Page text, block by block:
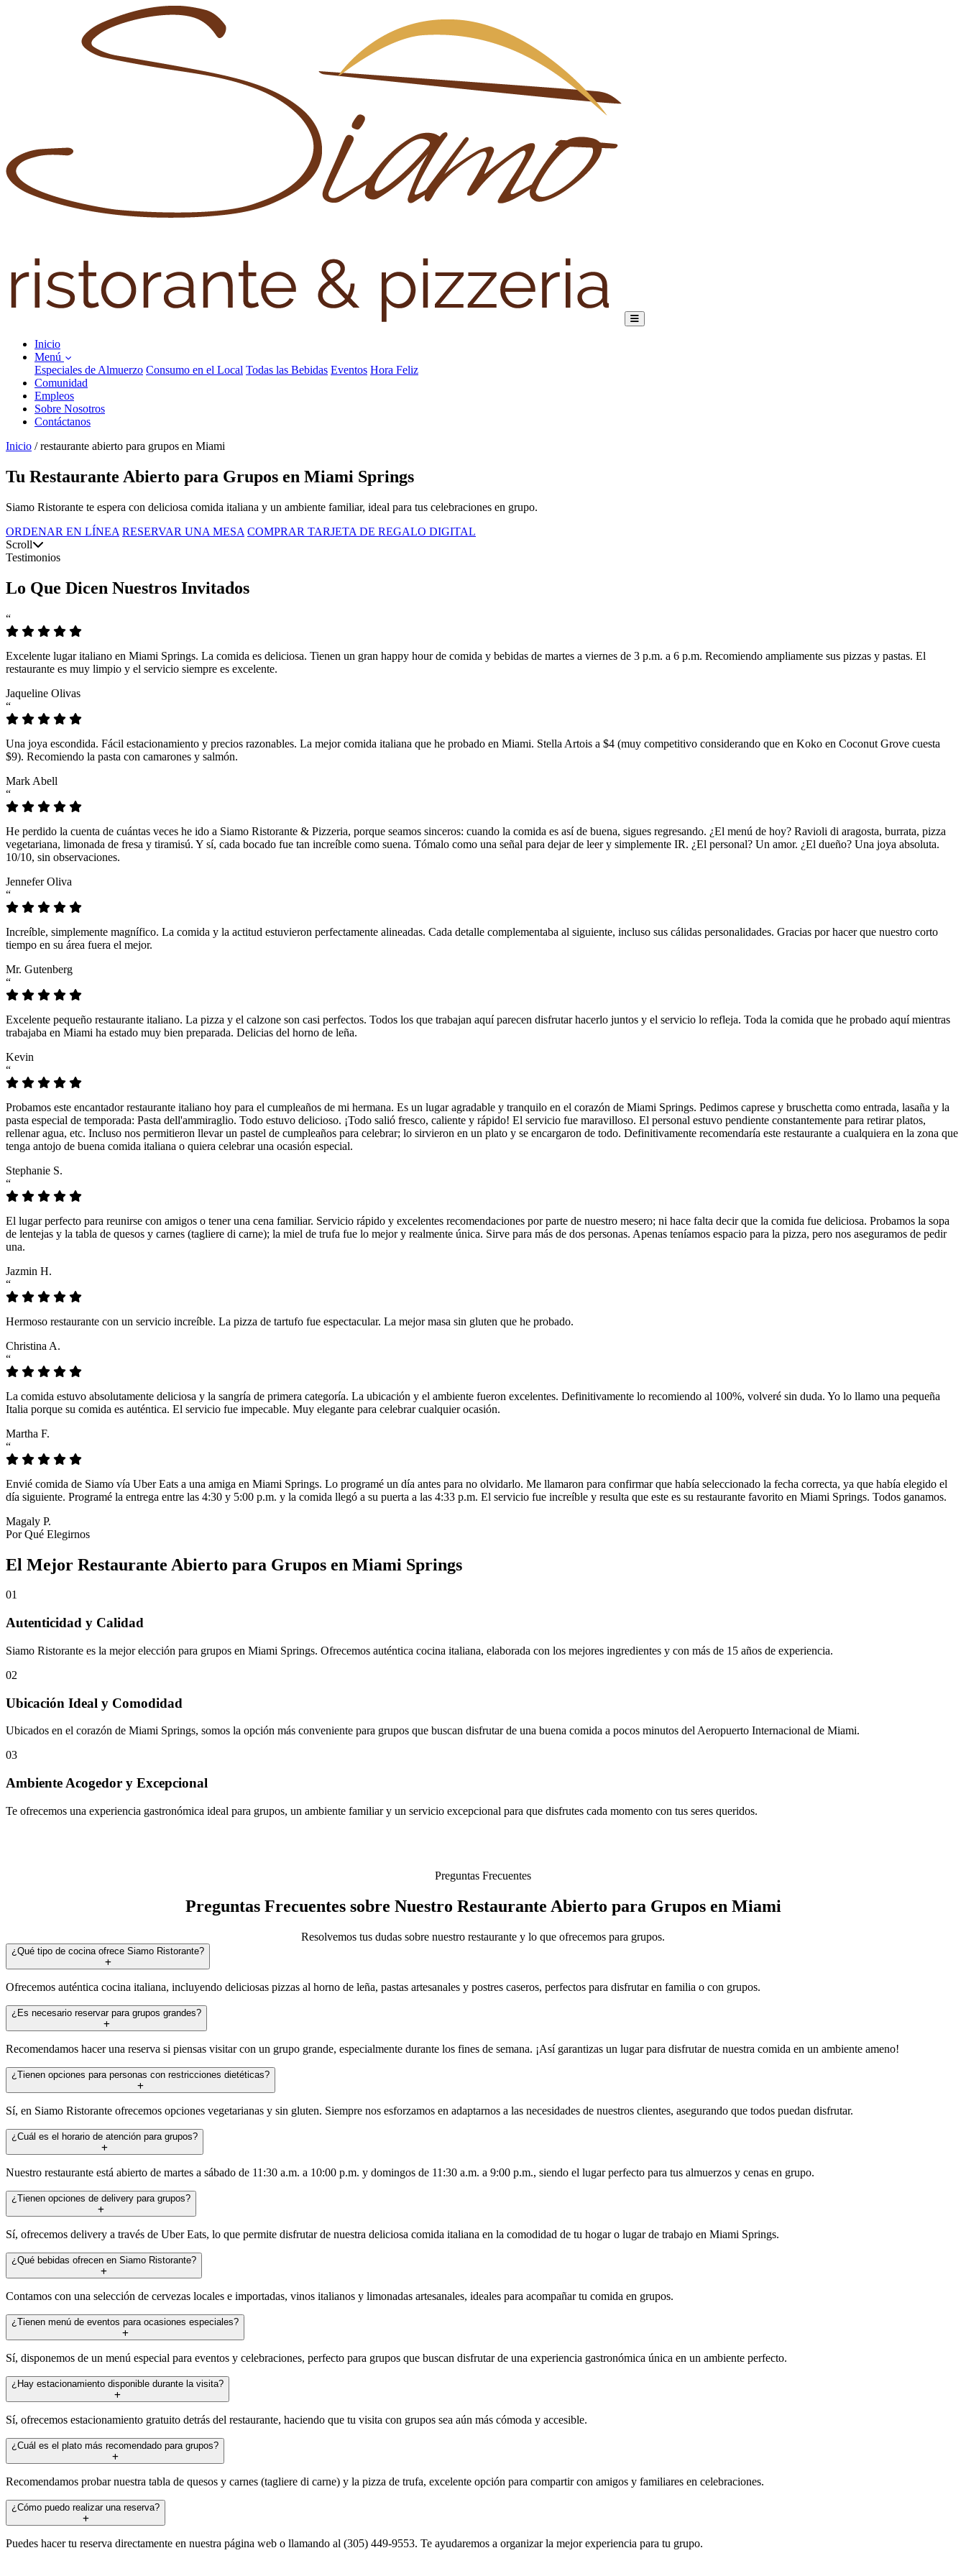
Inicio
Menú
Especiales de Almuerzo Consumo en el Local Todas las Bebidas Eventos Hora Feliz
Comunidad
Empleos
Sobre Nosotros
Contáctanos
Inicio / restaurante abierto para grupos en Miami
Tu Restaurante Abierto para Grupos en Miami Springs
Siamo Ristorante te espera con deliciosa comida italiana y un ambiente familiar, ideal para tus celebraciones en grupo.
ORDENAR EN LÍNEA RESERVAR UNA MESA COMPRAR TARJETA DE REGALO DIGITAL
Scroll
Testimonios
Lo Que Dicen Nuestros Invitados
“
Excelente lugar italiano en Miami Springs. La comida es deliciosa. Tienen un gran happy hour de comida y bebidas de martes a viernes de 3 p.m. a 6 p.m. Recomiendo ampliamente sus pizzas y pastas. El
restaurante es muy limpio y el servicio siempre es excelente.
Jaqueline Olivas
“
Una joya escondida. Fácil estacionamiento y precios razonables. La mejor comida italiana que he probado en Miami. Stella Artois a $4 (muy competitivo considerando que en Koko en Coconut Grove cuesta
$9). Recomiendo la pasta con camarones y salmón.
Mark Abell
“
He perdido la cuenta de cuántas veces he ido a Siamo Ristorante & Pizzeria, porque seamos sinceros: cuando la comida es así de buena, sigues regresando. ¿El menú de hoy? Ravioli di aragosta, burrata, pizza
vegetariana, limonada de fresa y tiramisú. Y sí, cada bocado fue tan increíble como suena. Tómalo como una señal para dejar de leer y simplemente IR. ¿El personal? Un amor. ¿El dueño? Una joya absoluta.
10/10, sin observaciones.
Jennefer Oliva
“
Increíble, simplemente magnífico. La comida y la actitud estuvieron perfectamente alineadas. Cada detalle complementaba al siguiente, incluso sus cálidas personalidades. Gracias por hacer que nuestro corto
tiempo en su área fuera el mejor.
Mr. Gutenberg
“
Excelente pequeño restaurante italiano. La pizza y el calzone son casi perfectos. Todos los que trabajan aquí parecen disfrutar hacerlo juntos y el servicio lo refleja. Toda la comida que he probado aquí mientras
trabajaba en Miami ha estado muy bien preparada. Delicias del horno de leña.
Kevin
“
Probamos este encantador restaurante italiano hoy para el cumpleaños de mi hermana. Es un lugar agradable y tranquilo en el corazón de Miami Springs. Pedimos caprese y bruschetta como entrada, lasaña y la
pasta especial de temporada: Pasta dell'ammiraglio. Todo estuvo delicioso. ¡Todo salió fresco, caliente y rápido! El servicio fue maravilloso. El personal estuvo pendiente constantemente para retirar platos,
rellenar agua, etc. Incluso nos permitieron llevar un pastel de cumpleaños para celebrar; lo sirvieron en un plato y se encargaron de todo. Definitivamente recomendaría este restaurante a cualquiera en la zona que
tenga antojo de buena comida italiana o quiera celebrar una ocasión especial.
Stephanie S.
“
El lugar perfecto para reunirse con amigos o tener una cena familiar. Servicio rápido y excelentes recomendaciones por parte de nuestro mesero; ni hace falta decir que la comida fue deliciosa. Probamos la sopa
de lentejas y la tabla de quesos y carnes (tagliere di carne); la miel de trufa fue lo mejor y realmente única. Sirve para más de dos personas. Apenas teníamos espacio para la pizza, pero nos aseguramos de pedir
una.
Jazmin H.
“
Hermoso restaurante con un servicio increíble. La pizza de tartufo fue espectacular. La mejor masa sin gluten que he probado.
Christina A.
“
La comida estuvo absolutamente deliciosa y la sangría de primera categoría. La ubicación y el ambiente fueron excelentes. Definitivamente lo recomiendo al 100%, volveré sin duda. Yo lo llamo una pequeña
Italia porque su comida es auténtica. El servicio fue impecable. Muy elegante para celebrar cualquier ocasión.
Martha F.
“
Envié comida de Siamo vía Uber Eats a una amiga en Miami Springs. Lo programé un día antes para no olvidarlo. Me llamaron para confirmar que había seleccionado la fecha correcta, ya que había elegido el
día siguiente. Programé la entrega entre las 4:30 y 5:00 p.m. y la comida llegó a su puerta a las 4:33 p.m. El servicio fue increíble y resulta que este es su restaurante favorito en Miami Springs. Todos ganamos.
Magaly P.
Por Qué Elegirnos
El Mejor Restaurante Abierto para Grupos en Miami Springs
01
Autenticidad y Calidad
Siamo Ristorante es la mejor elección para grupos en Miami Springs. Ofrecemos auténtica cocina italiana, elaborada con los mejores ingredientes y con más de 15 años de experiencia.
02
Ubicación Ideal y Comodidad
Ubicados en el corazón de Miami Springs, somos la opción más conveniente para grupos que buscan disfrutar de una buena comida a pocos minutos del Aeropuerto Internacional de Miami.
03
Ambiente Acogedor y Excepcional
Te ofrecemos una experiencia gastronómica ideal para grupos, un ambiente familiar y un servicio excepcional para que disfrutes cada momento con tus seres queridos.
Preguntas Frecuentes
Preguntas Frecuentes sobre Nuestro Restaurante Abierto para Grupos en Miami
Resolvemos tus dudas sobre nuestro restaurante y lo que ofrecemos para grupos.
¿Qué tipo de cocina ofrece Siamo Ristorante?
Ofrecemos auténtica cocina italiana, incluyendo deliciosas pizzas al horno de leña, pastas artesanales y postres caseros, perfectos para disfrutar en familia o con grupos.
¿Es necesario reservar para grupos grandes?
Recomendamos hacer una reserva si piensas visitar con un grupo grande, especialmente durante los fines de semana. ¡Así garantizas un lugar para disfrutar de nuestra comida en un ambiente ameno!
¿Tienen opciones para personas con restricciones dietéticas?
Sí, en Siamo Ristorante ofrecemos opciones vegetarianas y sin gluten. Siempre nos esforzamos en adaptarnos a las necesidades de nuestros clientes, asegurando que todos puedan disfrutar.
¿Cuál es el horario de atención para grupos?
Nuestro restaurante está abierto de martes a sábado de 11:30 a.m. a 10:00 p.m. y domingos de 11:30 a.m. a 9:00 p.m., siendo el lugar perfecto para tus almuerzos y cenas en grupo.
¿Tienen opciones de delivery para grupos?
Sí, ofrecemos delivery a través de Uber Eats, lo que permite disfrutar de nuestra deliciosa comida italiana en la comodidad de tu hogar o lugar de trabajo en Miami Springs.
¿Qué bebidas ofrecen en Siamo Ristorante?
Contamos con una selección de cervezas locales e importadas, vinos italianos y limonadas artesanales, ideales para acompañar tu comida en grupos.
¿Tienen menú de eventos para ocasiones especiales?
Sí, disponemos de un menú especial para eventos y celebraciones, perfecto para grupos que buscan disfrutar de una experiencia gastronómica única en un ambiente perfecto.
¿Hay estacionamiento disponible durante la visita?
Sí, ofrecemos estacionamiento gratuito detrás del restaurante, haciendo que tu visita con grupos sea aún más cómoda y accesible.
¿Cuál es el plato más recomendado para grupos?
Recomendamos probar nuestra tabla de quesos y carnes (tagliere di carne) y la pizza de trufa, excelente opción para compartir con amigos y familiares en celebraciones.
¿Cómo puedo realizar una reserva?
Puedes hacer tu reserva directamente en nuestra página web o llamando al (305) 449-9553. Te ayudaremos a organizar la mejor experiencia para tu grupo.